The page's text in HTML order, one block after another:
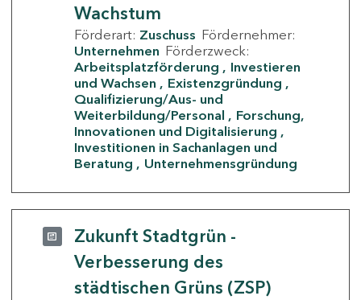
Wachstum
Förderart: Zuschuss Fördernehmer:
Unternehmen Förderzweck:
Arbeitsplatzförderung
Investieren
und Wachsen
Existenzgründung
Qualifizierung/Aus- und
Weiterbildung/Personal
Forschung,
Innovationen und Digitalisierung
Investitionen in Sachanlagen und
Beratung
Unternehmensgründung
Zukunft Stadtgrün -
Verbesserung des
städtischen Grüns (ZSP)